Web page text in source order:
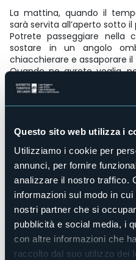
Questo sito web utilizza i
Utilizziamo i cookie per
annunci, per fornire
analizzare il nostro traffico.
informazioni sul modo in
nostri partner che si
pubblicità e social media, i
con altre informazioni che
raccolto dal suo utilizzo dei
La mattina, quando il
sarà servita all’aperto sotto il
Potrete passeggiare nella
sostare in un angolo
chiacchierare e assaporare
Quando ne avrete voglia,
piedi o in bicicletta per
degli itinerari stradali più
I colori del tramonto sempre
buio vi faranno da
Accesso disabili
No
Centro benessere
No
Sala congressi
No
Piscina
No